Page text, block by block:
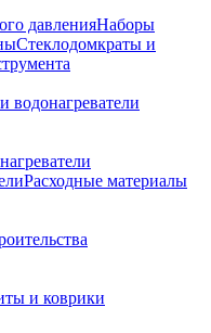
давленияНаборы
Стеклодомкраты и
Расходные материалы
и коврики